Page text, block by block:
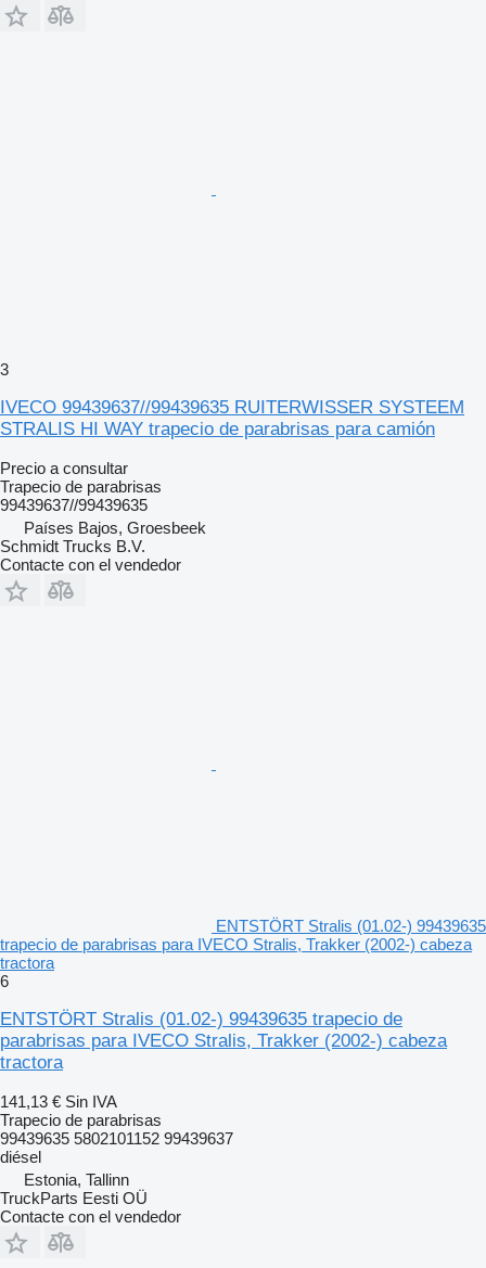
3
IVECO 99439637//99439635 RUITERWISSER SYSTEEM
STRALIS HI WAY trapecio de parabrisas para camión
Precio a consultar
Trapecio de parabrisas
99439637//99439635
Países Bajos, Groesbeek
Schmidt Trucks B.V.
Contacte con el vendedor
ENTSTÖRT Stralis (01.02-) 99439635
trapecio de parabrisas para IVECO Stralis, Trakker (2002-) cabeza
tractora
6
ENTSTÖRT Stralis (01.02-) 99439635 trapecio de
parabrisas para IVECO Stralis, Trakker (2002-) cabeza
tractora
141,13 € Sin IVA
Trapecio de parabrisas
99439635 5802101152 99439637
diésel
Estonia, Tallinn
TruckParts Eesti OÜ
Contacte con el vendedor